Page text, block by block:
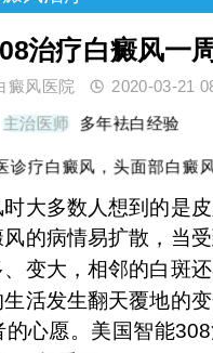
治疗白癜风一
癜风医院 2020-03-21
主治医师 多年袪白经验
诊疗白癜风，头面部白癜风
多数人想到的是皮
的病情易扩散，当
变大，相邻的白斑
活发生翻天覆地的
心愿。美国智能